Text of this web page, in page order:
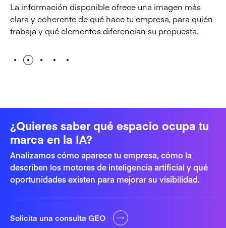
La información disponible ofrece una imagen más
clara y coherente de qué hace tu empresa, para quién
trabaja y qué elementos diferencian su propuesta.
¿Quieres saber qué espacio ocupa tu
marca en la IA?
Analizamos cómo aparece tu empresa, cómo la
describen los motores de inteligencia artificial y qué
oportunidades existen para mejorar su visibilidad.
Solicita una consulta GEO